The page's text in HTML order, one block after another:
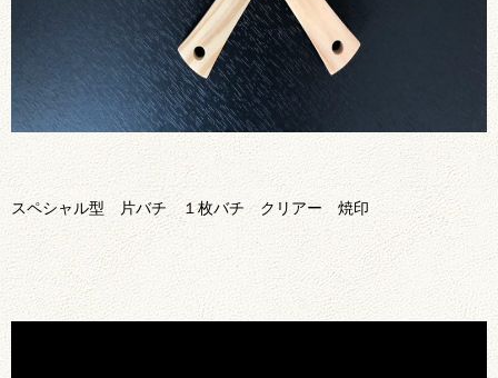
スペシャル型 片バチ １枚バチ クリアー 焼印